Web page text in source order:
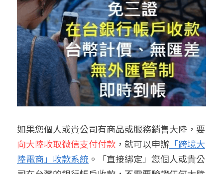
如果您個人或貴公司有商品或服務銷售大陸，要
向大陸收取微信支付付款 ，就可以申辦 「跨境大
陸電商」收款系統 。「直接綁定」您個人或貴公